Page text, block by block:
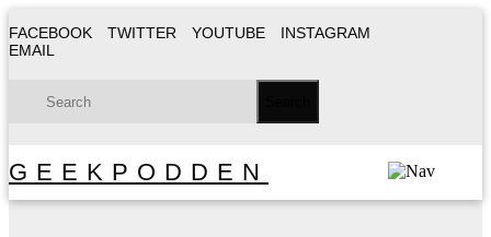
FACEBOOK TWITTER YOUTUBE
INSTAGRAM
EMAIL
GEEKPODDEN